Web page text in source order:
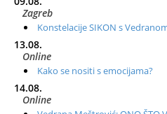
Zagreb
Konstelacije SIKON s
13.08.
Online
Kako se nositi s emocijama?
14.08.
Online